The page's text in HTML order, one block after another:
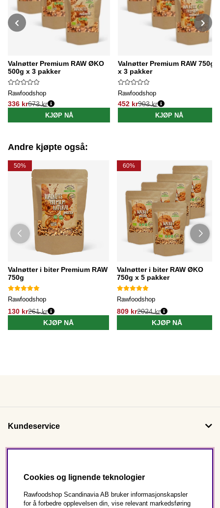
Valnøtter Premium RAW ØKO
500g x 3 pakker
Rawfoodshop
336 kr
Vanlig pris:
673 kr
KJØP NÅ
Valnøtter Premium RAW 750g
x 3 pakker
Rawfoodshop
452 kr
Vanlig pris:
903 kr
KJØP NÅ
Andre kjøpte også:
50%
Valnøtter i biter Premium RAW
750g
Rawfoodshop
130 kr261 kr
KJØP NÅ
60%
Valnøtter i biter RAW ØKO
750g x 5 pakker
Rawfoodshop
809 kr2024 kr
KJØP NÅ
Kundeservice
Cookies og lignende teknologier
Rawfoodshop Scandinavia AB bruker informasjonskapsler
for å forbedre opplevelsen din, vise relevant markedsføring